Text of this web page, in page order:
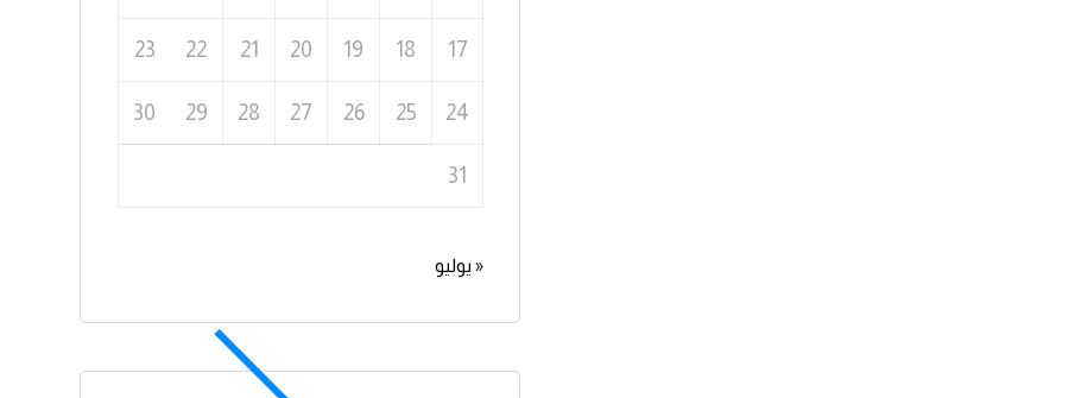
17
18
19
20
21
22
23
24
25
26
27
28
29
30
31
« يوليو